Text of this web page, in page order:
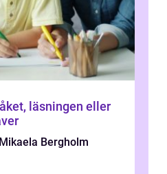
läsningen eller
Mikaela Bergholm